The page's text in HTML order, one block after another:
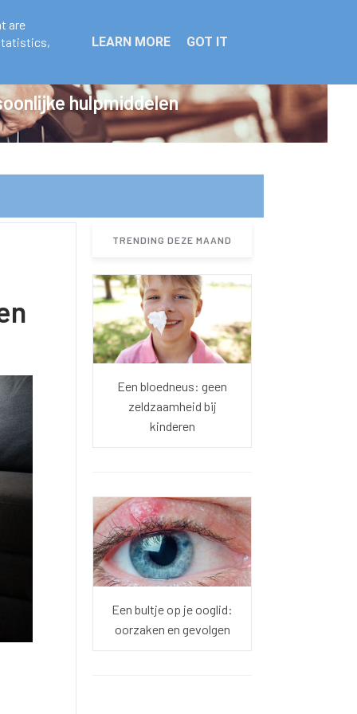
hulpmiddelen
TRENDING DEZE MAAND
Een bloedneus: geen
zeldzaamheid bij
kinderen
Een bultje op je ooglid:
oorzaken en gevolgen
are
LEARN MORE GOT IT